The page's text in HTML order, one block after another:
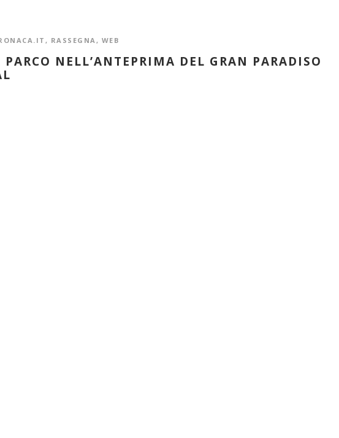
, RASSEGNA , WEB
NELL’ANTEPRIMA DEL GRAN PARADISO